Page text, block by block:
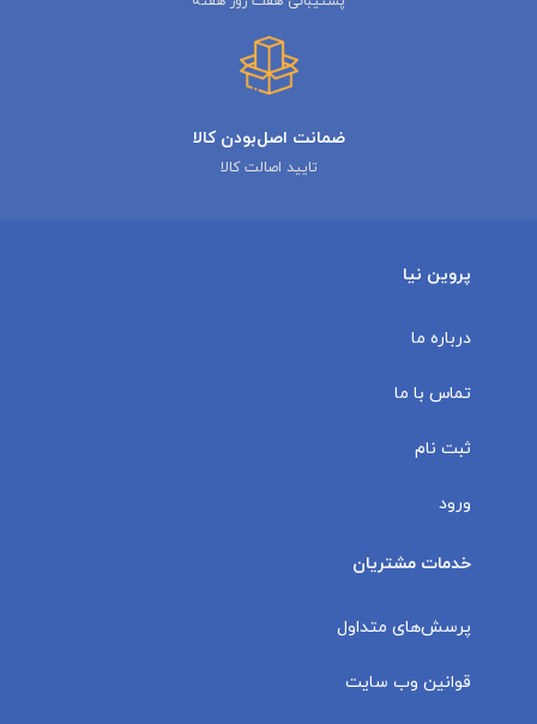
ضمانت اصل‌بودن کالا
تایید اصالت کالا
پروین نیا
درباره ما
تماس با ما
ثبت نام
ورود
خدمات مشتریان
پرسش‌های متداول
قوانین وب سایت